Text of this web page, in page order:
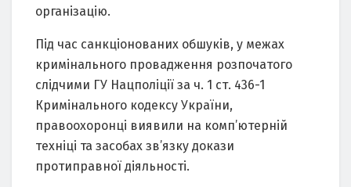
організацію.
Під час санкціонованих обшуків, у межах
кримінального провадження розпочатого
слідчими ГУ Нацполіції за ч. 1 ст. 436-1
Кримінального кодексу України,
правоохоронці виявили на комп’ютерній
техніці та засобах зв’язку докази
протиправної діяльності.